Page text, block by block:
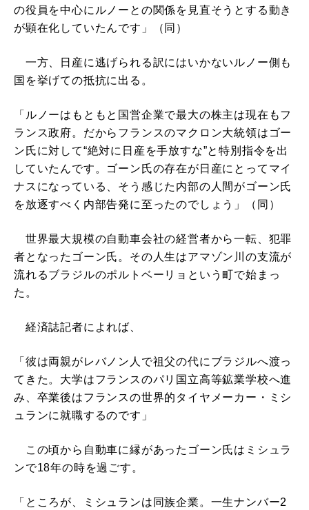
の役員を中心にルノーとの関係を見直そうとする動き
が顕在化していたんです」（同）
一方、日産に逃げられる訳にはいかないルノー側も
国を挙げての抵抗に出る。
「ルノーはもともと国営企業で最大の株主は現在もフ
ランス政府。だからフランスのマクロン大統領はゴー
ン氏に対して“絶対に日産を手放すな”と特別指令を出
していたんです。ゴーン氏の存在が日産にとってマイ
ナスになっている、そう感じた内部の人間がゴーン氏
を放逐すべく内部告発に至ったのでしょう」（同）
世界最大規模の自動車会社の経営者から一転、犯罪
者となったゴーン氏。その人生はアマゾン川の支流が
流れるブラジルのポルトベーリョという町で始まっ
た。
経済誌記者によれば、
「彼は両親がレバノン人で祖父の代にブラジルへ渡っ
てきた。大学はフランスのパリ国立高等鉱業学校へ進
み、卒業後はフランスの世界的タイヤメーカー・ミシ
ュランに就職するのです」
この頃から自動車に縁があったゴーン氏はミシュラ
ンで18年の時を過ごす。
「ところが、ミシュランは同族企業。一生ナンバー2